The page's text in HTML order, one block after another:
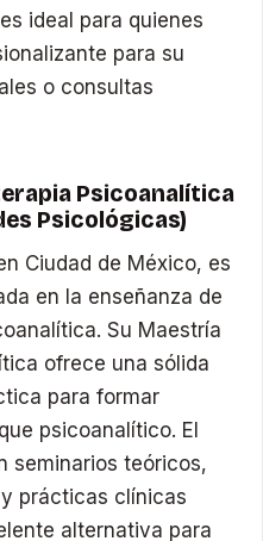
ideal para quienes
para su
o consultas
Psicoanalítica
Psicológicas)
Ciudad de México, es
en la enseñanza de
Su Maestría
ofrece una sólida
para formar
psicoanalítico. El
seminarios teóricos,
prácticas clínicas
alternativa para